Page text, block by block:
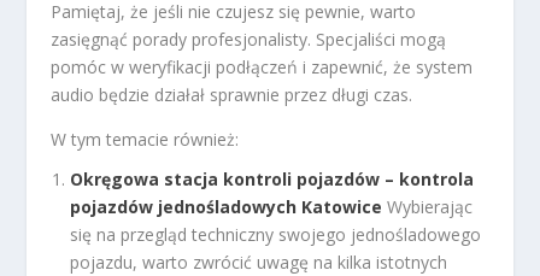
Pamiętaj, że jeśli nie czujesz się pewnie, warto
zasięgnąć porady profesjonalisty. Specjaliści mogą
pomóc w weryfikacji podłączeń i zapewnić, że system
audio będzie działał sprawnie przez długi czas.
W tym temacie również:
Okręgowa stacja kontroli pojazdów – kontrola
pojazdów jednośladowych Katowice Wybierając
się na przegląd techniczny swojego jednośladowego
pojazdu, warto zwrócić uwagę na kilka istotnych